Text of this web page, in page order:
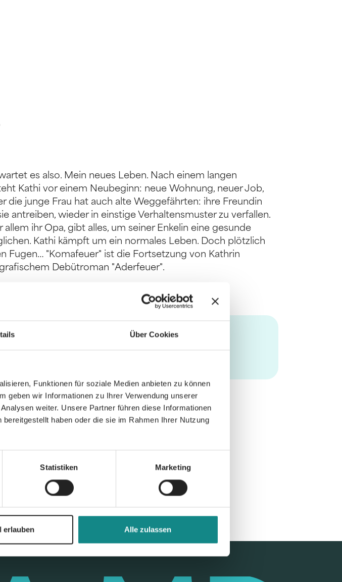
Über Cookies
Funktionen für soziale Medien anbieten zu können
geben wir Informationen zu Ihrer Verwendung unserer
weiter. Unsere Partner führen diese Informationen
haben oder die sie im Rahmen Ihrer Nutzung
Statistiken Marketing
erlauben Alle zulassen
es also. Mein neues Leben. Nach einem langen
Kathi vor einem Neubeginn: neue Wohnung, neuer Job,
die junge Frau hat auch alte Weggefährten: ihre Freundin
antreiben, wieder in einstige Verhaltensmuster zu verfallen.
allem ihr Opa, gibt alles, um seiner Enkelin eine gesunde
Kathi kämpft um ein normales Leben. Doch plötzlich
Fugen… "Komafeuer" ist die Fortsetzung von Kathrin
Debütroman "Aderfeuer".